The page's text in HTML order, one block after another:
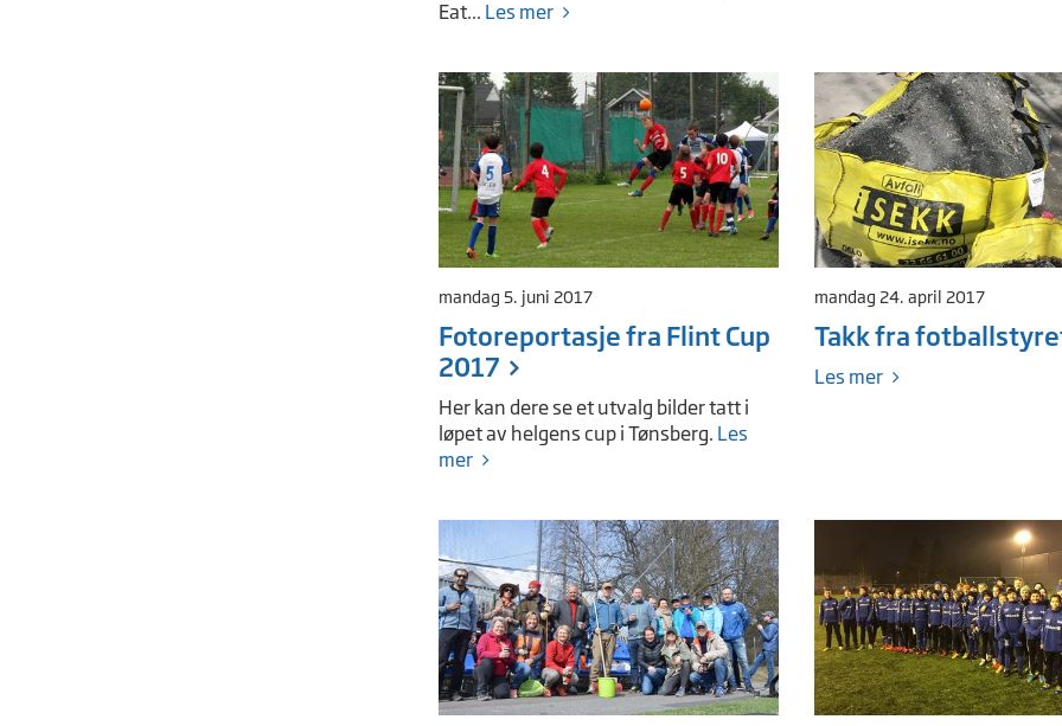
Eat... Les mer
mandag 5. juni 2017
Fotoreportasje fra Flint Cup
2017
Her kan dere se et utvalg bilder tatt i
løpet av helgens cup i Tønsberg. Les
mer
mandag 24. april 2017
Takk fra
Les mer